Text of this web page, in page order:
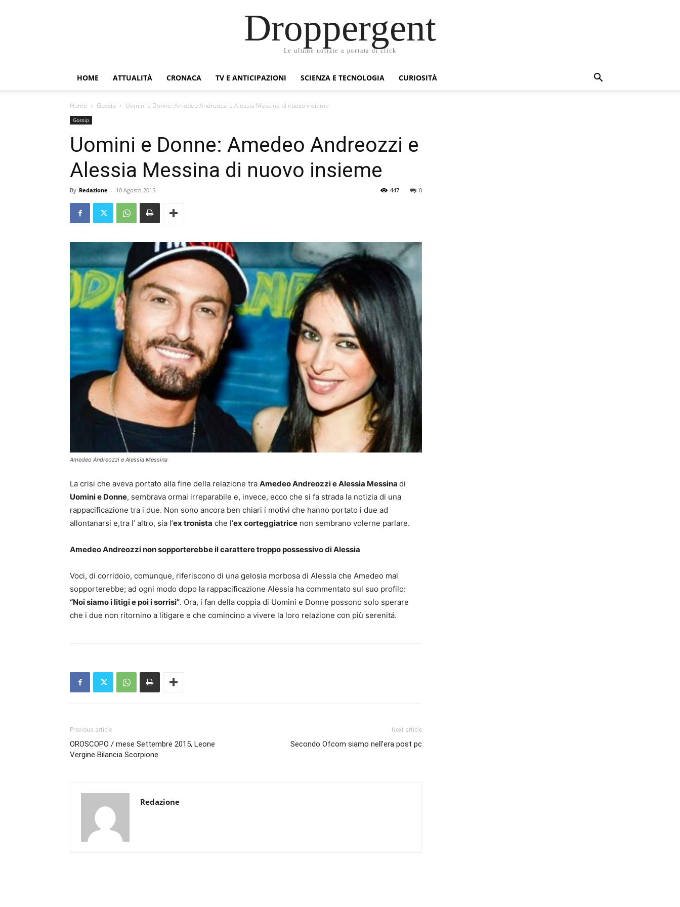
Droppergent
Le ultime notizie a portata di click
HOME ATTUALITÀ CRONACA TV E ANTICIPAZIONI SCIENZA E TECNOLOGIA CURIOSITÀ
Home Gossip Uomini e Donne: Amedeo Andreozzi e Alessia Messina di nuovo insieme
Gossip
Uomini e Donne: Amedeo Andreozzi e
Alessia Messina di nuovo insieme
By Redazione - 10 Agosto 2015 0
447
Amedeo Andreozzi e Alessia Messina
La crisi che aveva portato alla fine della relazione tra Amedeo Andreozzi e Alessia Messina di
Uomini e Donne, sembrava ormai irreparabile e, invece, ecco che si fa strada la notizia di una
rappacificazione tra i due. Non sono ancora ben chiari i motivi che hanno portato i due ad
allontanarsi e,tra l’ altro, sia l’ex tronista che l’ex corteggiatrice non sembrano volerne parlare.
Amedeo Andreozzi non sopporterebbe il carattere troppo possessivo di Alessia
Voci, di corridoio, comunque, riferiscono di una gelosia morbosa di Alessia che Amedeo mal
sopporterebbe; ad ogni modo dopo la rappacificazione Alessia ha commentato sul suo profilo:
“Noi siamo i litigi e poi i sorrisi”. Ora, i fan della coppia di Uomini e Donne possono solo sperare
che i due non ritornino a litigare e che comincino a vivere la loro relazione con più serenitá.
Previous article
OROSCOPO / mese Settembre 2015, Leone
Vergine Bilancia Scorpione
Next article
Secondo Ofcom siamo nell’era post pc
Redazione